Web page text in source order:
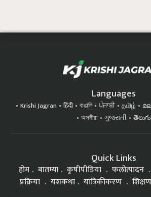
বাঙালি ਪੰਜਾਬੀ தமிழ்
অসমীয়া
ગુજરાતી తెలుగు
कृषीपीडिया फलोत्पादन
प्रक्रिया
यशकथा यांत्रिकीकरण शिक्षण